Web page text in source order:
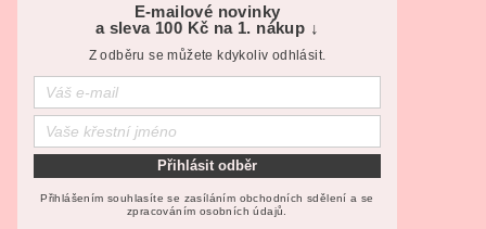
E-mailové novinky
a sleva 100 Kč na 1. nákup ↓
Z odběru se můžete kdykoliv odhlásit.
Přihlásit odběr
Přihlášením souhlasíte se zasíláním obchodních sdělení a se
zpracováním osobních údajů.